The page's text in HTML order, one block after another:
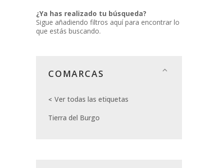
¿Ya has realizado tu búsqueda?
Sigue añadiendo filtros aquí para encontrar lo
que estás buscando.
COMARCAS
Ver todas las etiquetas
Tierra del Burgo